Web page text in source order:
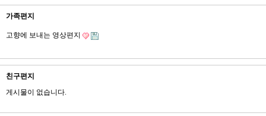
가족편지
고향에 보내는 영상편지
친구편지
게시물이 없습니다.